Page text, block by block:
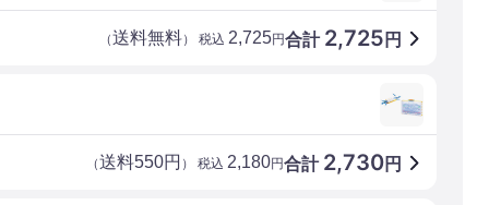
合計 2,725 円
（送料無料） 税込 2,725円
合計 2,730円
（送料550円 ） 税込 2,180円